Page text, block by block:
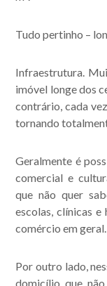
Tudo pertinho –
Infraestrutura.
imóvel longe dos
contrário, cada
tornando
Geralmente é
comercial e
que não quer
escolas, clínicas e
comércio em geral.
Por outro lado,
domicílio que